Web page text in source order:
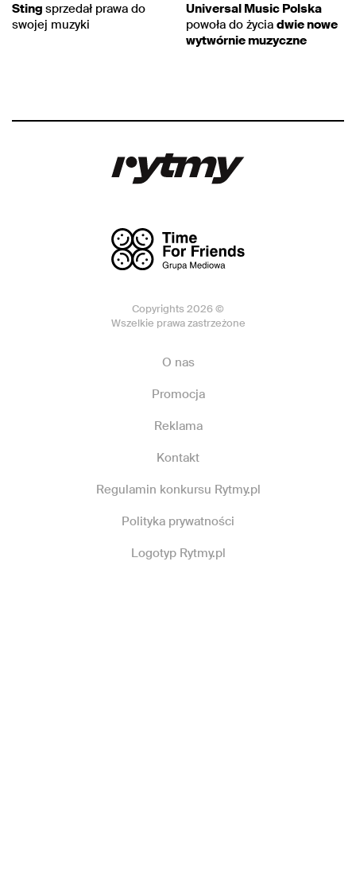
Sting sprzedał prawa do
swojej muzyki
Universal Music Polska
powoła do życia dwie nowe
wytwórnie muzyczne
Copyrights 2026 ©
Wszelkie prawa zastrzeżone
O nas
Promocja
Reklama
Kontakt
Regulamin konkursu Rytmy.pl
Polityka prywatności
Logotyp Rytmy.pl